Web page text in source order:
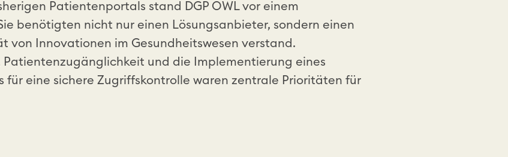
Patientenportals stand DGP OWL vor einem
benötigten nicht nur einen Lösungsanbieter, sondern einen
von Innovationen im Gesundheitswesen verstand.
und die Implementierung eines
für eine sichere Zugriffskontrolle waren zentrale Prioritäten für